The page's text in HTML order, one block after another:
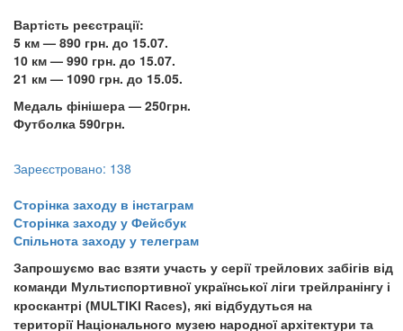
Вартість реєстрації:
5 км — 890 грн. до 15.07.
10 км — 990 грн. до 15.07.
21 км — 1090 грн. до 15.05.
Медаль фінішера — 250грн.
Футболка 590грн.
Зареєстровано: 138
​​​​​​​​​​​​​​Сторінка заходу в інстаграм
Сторінка заходу у Фейсбук
Спільнота заходу у телеграм
Запрошуємо вас взяти участь у серії трейлових забігів від
команди Мультиспортивної української ліги трейлранінгу і
кроскантрі (MULTIKI Races), які відбудуться на
території Національного музею народної архітектури та